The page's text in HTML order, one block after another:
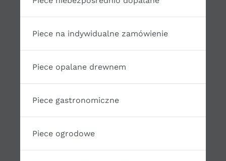
Piece na indywidualne zamówienie
Piece opalane drewnem
Piece gastronomiczne
Piece ogrodowe